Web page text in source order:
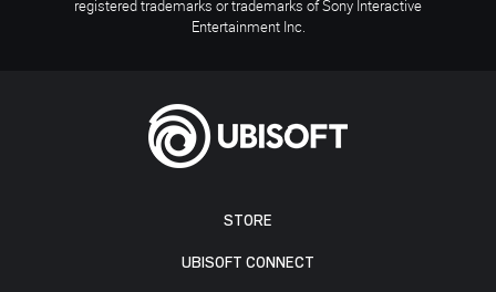
STORE
UBISOFT CONNECT
registered trademarks or trademarks of Sony Interactive
Entertainment Inc.